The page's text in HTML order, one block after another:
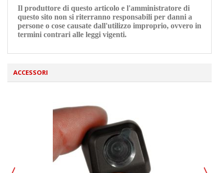
Il produttore di questo articolo e l'amministratore di
questo sito non si riterranno responsabili per danni a
persone o cose causate dall'utilizzo improprio, ovvero in
termini contrari alle leggi vigenti.
ACCESSORI